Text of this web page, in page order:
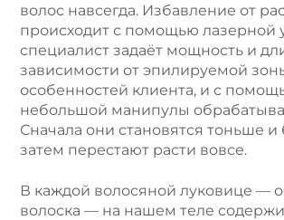
волос навсегда. Избавление от
происходит с помощью лазерной
специалист задаёт мощность и
зависимости от эпилируемой
особенностей клиента, и с
небольшой манипулы
Сначала они становятся тоньше и
затем перестают расти вовсе.
В каждой волосяной луковице —
волоска — на нашем теле